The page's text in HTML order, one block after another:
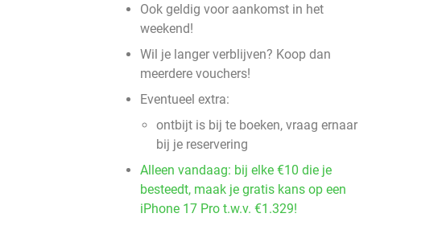
Ook geldig voor aankomst in het
weekend!
Wil je langer verblijven? Koop dan
meerdere vouchers!
Eventueel extra:
ontbijt is bij te boeken, vraag ernaar
bij je reservering
Alleen vandaag: bij elke €10 die je
besteedt, maak je gratis kans op een
iPhone 17 Pro t.w.v. €1.329!